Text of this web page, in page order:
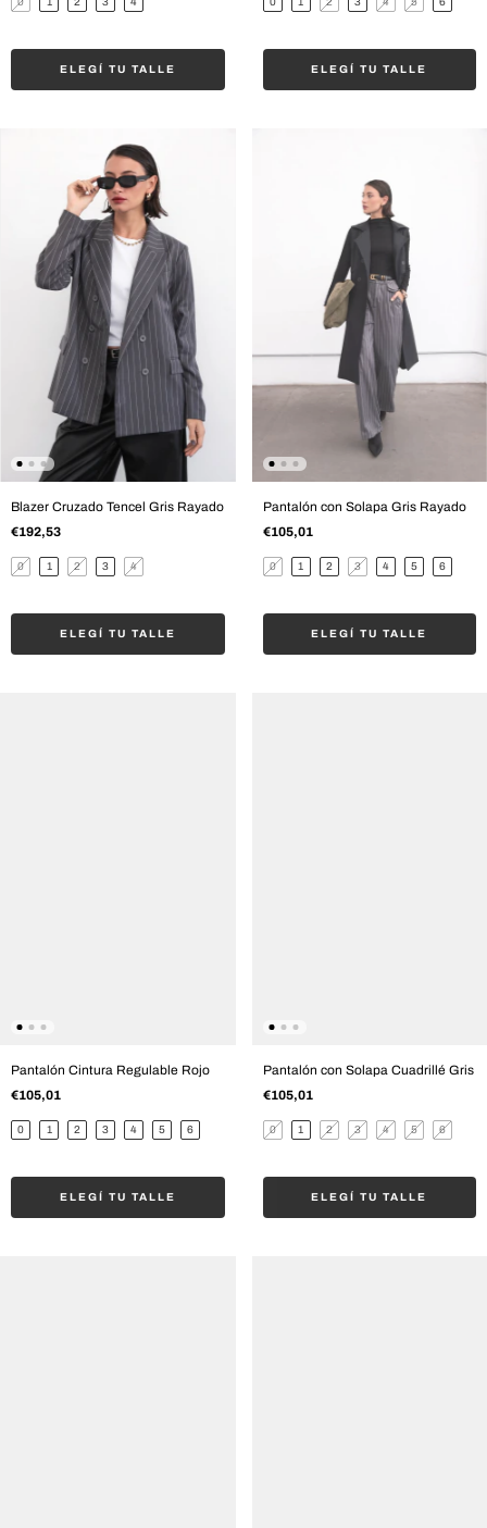
ELEGÍ TU TALLE ELEGÍ TU TALLE
Blazer Cruzado Tencel Gris Rayado
€192,53
0 1 2 3 4
ELEGÍ TU TALLE
Pantalón con Solapa Gris Rayado
€105,01
0 1 2 3 4 5 6
ELEGÍ TU TALLE
Pantalón Cintura Regulable Rojo
€105,01
0 1 2 3 4 5 6
ELEGÍ TU TALLE
Pantalón con Solapa Cuadrillé Gris
€105,01
0 1 2 3 4 5 6
ELEGÍ TU TALLE